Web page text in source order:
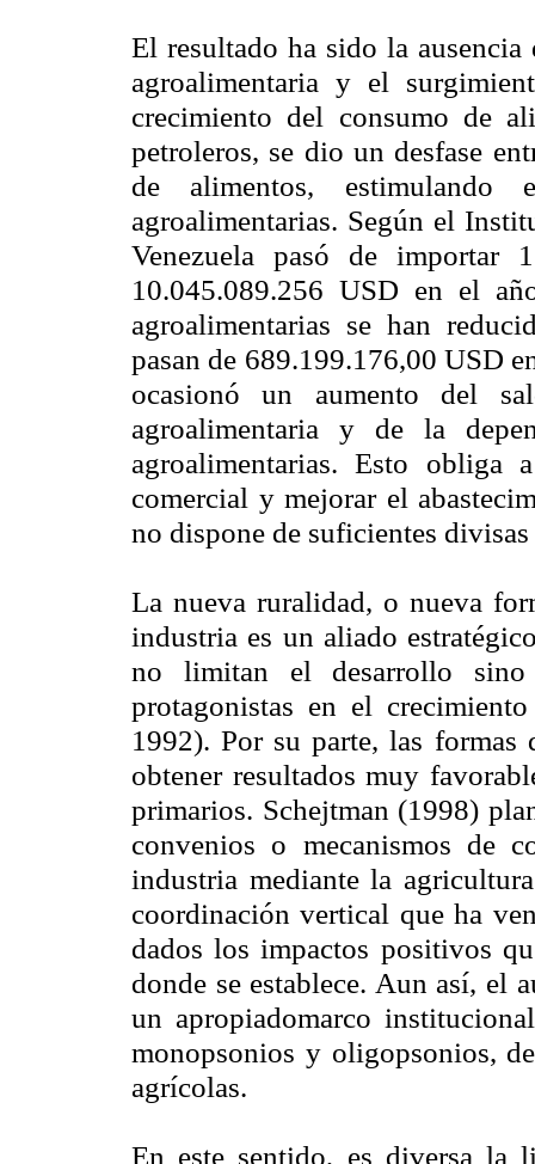
El resultado ha sido la
agroalimentaria y el
crecimiento del consumo de
petroleros, se dio un desfase
de alimentos, estimulando
agroalimentarias. Según el
Venezuela pasó de importar
10.045.089.256 USD en el
agroalimentarias se han
pasan de 689.199.176,00 USD
ocasionó un aumento del
agroalimentaria y de la
agroalimentarias. Esto obliga
comercial y mejorar el
no dispone de suficientes
La nueva ruralidad, o nueva
industria es un aliado
no limitan el desarrollo sino
protagonistas en el
1992). Por su parte, las
obtener resultados muy
primarios. Schejtman (1998)
convenios o mecanismos de
industria mediante la
coordinación vertical que ha
dados los impactos positivos
donde se establece. Aun así, el
un apropiadomarco
monopsonios y oligopsonios,
agrícolas.
En este sentido, es diversa la